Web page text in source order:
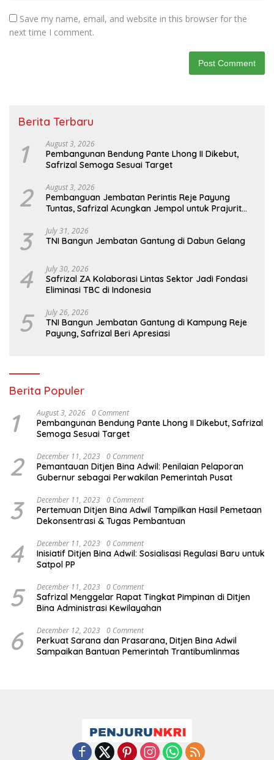
Save my name, email, and website in this browser for the
next time I comment.
Berita Terbaru
1 August 3, 2026
Pembangunan Bendung Pante Lhong II Dikebut,
Safrizal Semoga Sesuai Target
2 August 3, 2026
Pembanguan Jembatan Perintis Reje Payung
Tuntas, Safrizal Acungkan Jempol untuk Prajurit
3 July 31, 2026
TNI Bangun Jembatan Gantung di Dabun Gelang
4 July 30, 2026
Safrizal ZA Kolaborasi Lintas Sektor Jadi Fondasi
Eliminasi TBC di Indonesia
5 July 26, 2026
TNI Bangun Jembatan Gantung di Kampung Reje
Payung, Safrizal Beri Apresiasi
Berita Populer
1 August 3, 2026 0 Comment
Pembangunan Bendung Pante Lhong II Dikebut, Safrizal
Semoga Sesuai Target
2 December 11, 2023 0 Comment
Pemantauan Ditjen Bina Adwil: Penilaian Pelaporan
Gubernur sebagai Perwakilan Pemerintah Pusat
3 December 11, 2023 0 Comment
Pertemuan Ditjen Bina Adwil Tampilkan Hasil Pemetaan
Dekonsentrasi & Tugas Pembantuan
4 December 11, 2023 0 Comment
Inisiatif Ditjen Bina Adwil: Sosialisasi Regulasi Baru untuk
Satpol PP
5 December 11, 2023 0 Comment
Safrizal Menggelar Rapat Tingkat Pimpinan di Ditjen
Bina Administrasi Kewilayahan
6 December 12, 2023 0 Comment
Perkuat Sarana dan Prasarana, Ditjen Bina Adwil
Sampaikan Bantuan Pemerintah Trantibumlinmas